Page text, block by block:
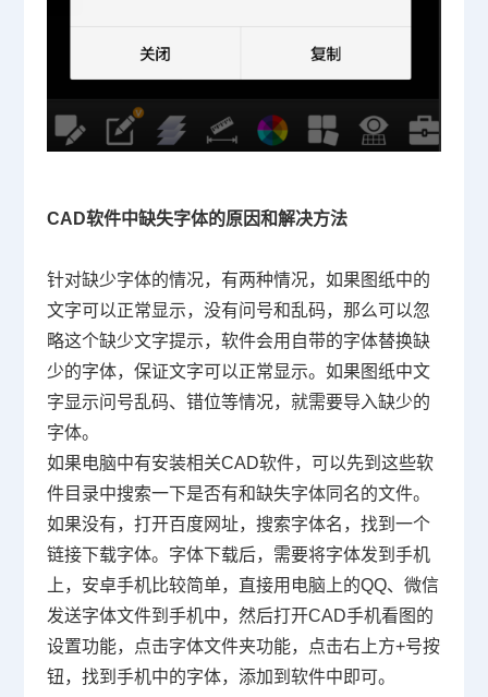
CAD软件中缺失字体的原因和解决方法
针对缺少字体的情况，有两种情况，如果图纸中的
文字可以正常显示，没有问号和乱码，那么可以忽
略这个缺少文字提示，软件会用自带的字体替换缺
少的字体，保证文字可以正常显示。如果图纸中文
字显示问号乱码、错位等情况，就需要导入缺少的
字体。
如果电脑中有安装相关CAD软件，可以先到这些软
件目录中搜索一下是否有和缺失字体同名的文件。
如果没有，打开百度网址，搜索字体名，找到一个
链接下载字体。字体下载后，需要将字体发到手机
上，安卓手机比较简单，直接用电脑上的QQ、微信
发送字体文件到手机中，然后打开CAD手机看图的
设置功能，点击字体文件夹功能，点击右上方+号按
钮，找到手机中的字体，添加到软件中即可。